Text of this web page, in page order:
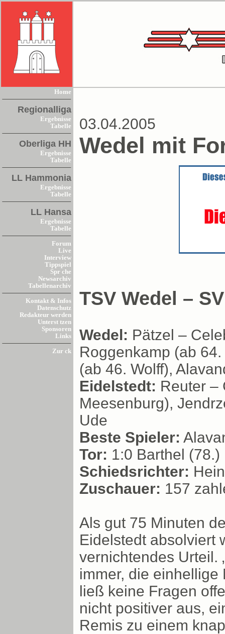
Home
Regionalliga
Ergebnisse
Tabelle
Oberliga HH
Ergebnisse
Tabelle
LL Hammonia
Ergebnisse
Tabelle
LL Hansa
Ergebnisse
Tabelle
Forum
Live
Interview
Tippspiel
Spr che
Newsarchiv
Tabellenarchiv
Kontakt & Infos
Datenschutz
Redakteur werden
Unterst tzen
Sponsoren
Links
Zur ck
03.04.2005
Wedel mit
TSV Wedel –
Wedel: Pätzel –
Roggenkamp (ab
(ab 46. Wolff),
Eidelstedt: Reuter –
Meesenburg),
Ude
Beste Spieler:
Tor: 1:0 Barthel (78.)
Schiedsrichter:
Zuschauer: 157
Als gut 75 Minuten
Eidelstedt absolviert
vernichtendes Urteil.
immer, die
ließ keine Fragen
nicht positiver aus,
Remis zu einem